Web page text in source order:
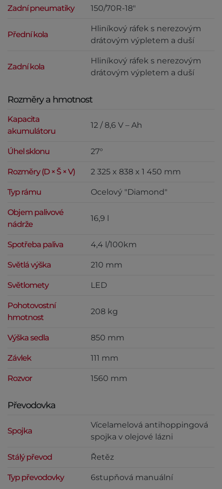
Zadní pneumatiky 150/70R-18"
Přední kola
Hliníkový ráfek s nerezovým
drátovým výpletem a duší
Zadní kola
Hliníkový ráfek s nerezovým
drátovým výpletem a duší
Rozměry a hmotnost
Kapacita
akumulátoru
12 / 8,6 V – Ah
Úhel sklonu 27°
Rozměry (D × Š × V) 2 325 x 838 x 1 450 mm
Typ rámu Ocelový "Diamond"
Objem palivové
nádrže
16,9 l
Spotřeba paliva 4,4 l/100km
Světlá výška 210 mm
Světlomety LED
Pohotovostní
hmotnost
208 kg
Výška sedla 850 mm
Závlek 111 mm
Rozvor 1560 mm
Převodovka
Spojka
Vícelamelová antihoppingová
spojka v olejové lázni
Stálý převod Řetěz
Typ převodovky 6stupňová manuální